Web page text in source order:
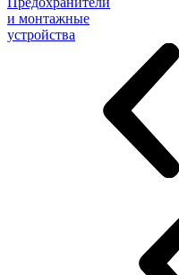
и монтажные
устройства